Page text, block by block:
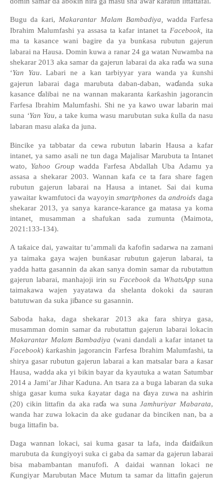
Bugu da ƙari, Makarantar Malam Bambadiya,
wadda Farfesa
Ibrahim Malumfashi ya assasa ta kafar intanet ta Facebook, ita
ma ta kasance wani bagire da ya bunƙasa rubutun gajerun
labarai na Hausa. Domin kuwa a ranar 24 ga watan Nuwamba na
shekarar 2013 aka samar da gajerun labarai da aka raɗa wa suna
‘Yan Yau. Labari ne a kan tarbiyyar yara wanda ya ƙunshi
gajerun labarai daga marubuta daban-daban, waɗanda suka
kasanceɗalibai ne na wannan makaranta ƙarƙashin jagorancin
Farfesa Ibrahim Malumfashi. Shi ne ya kawo uwar labarin mai
suna ‘Yan Yau, a take kuma wasu marubutan suka ƙulla da nasu
labaran masu alaƙa da juna.
Bincike ya tabbatar da cewa rubutun labarin Hausa a kafar
intanet, ya samo asali ne tun daga Majalisar Marubuta ta Intanet
wato, Yahoo Group wadda Farfesa Abdallah Uba Adamu ya
assasa a shekarar 2003. Wannan kafa ce ta fara share fagen
rubutun gajerun labarai na Hausa a intanet. Sai dai kuma
yawaitar kwamfutoci da wayoyinsmartphones daandroids daga
shekarar 2013, ya sanya karance-karance ga matasa ya koma
intanet ,musamman a shafukan sada zumunta (Maimota,
2021:133-134).
A taƙaice dai, yawaitar tu’ammali da kafofin sadarwa na zamani
ya taimaka gaya wajen bunƙasar rubutun gajerun labarai, ta
yadda hatta gasannin da akan sanya domin samar da rubutattun
gajerun labarai, manhajoji irin su Facebook da WhatsApp suna
taimakawa wajen yayatawa da shelanta dokoki da sauran
batutuwan da suka jiɓance su gasannin.
Saboda haka, daga shekarar 2013 aka fara shirya gasa,
musamman domin samar da rubutattun gajerun labarai lokacin
Makarantar Malam Bambadiya (wani dandali a kafar intanet ta
Facebook) ƙarƙashin jagorancin Farfesa Ibrahim Malumfashi, ta
shirya gasar rubutun gajerun labarai a kan matsalar bara a ƙasar
Hausa, wadda aka yi bikin bayar da kyautuka a watan Satumbar
2014 a Jami’ar Jihar Kaduna. An tsara za a buga labaran da suka
shiga gasar kuma suka ƙayatar daga na ɗaya zuwa na ashirin
(20) cikin littafin da aka raɗa wa sunaJamhuriyar Mabarata,
wanda har zuwa lokacin da ake gudanar da binciken nan, ba a
buga littafin ba.
Daga wannan lokaci, sai kuma gasar ta lafa, inda ɗaiɗaikun
marubuta da ƙungiyoyi suka ci gaba da samar da gajerun labarai
bisa mabambantan manufofi. A daidai wannan lokaci ne
Ƙungiyar Marubutan Mace Mutum ta samar da littafin gajerun